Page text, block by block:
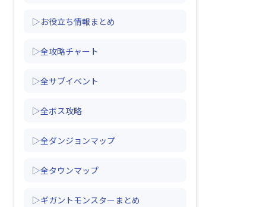
▷お役立ち情報まとめ
▷全攻略チャート
▷全サブイベント
▷全ボス攻略
▷全ダンジョンマップ
▷全タウンマップ
▷ギガントモンスターまとめ